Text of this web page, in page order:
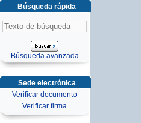
Búsqueda rápida
Búsqueda avanzada
Sede electrónica
Verificar documento
Verificar firma